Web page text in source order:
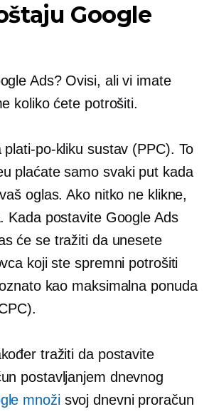
Google
Ads? Ovisi, ali vi imate
koliko ćete potrošiti.
plati-po-kliku sustav (PPC). To
plaćate samo svaki put kada
oglas. Ako nitko ne klikne,
Kada postavite Google Ads
će se tražiti da unesete
koji ste spremni potrošiti
kao maksimalna ponuda
tražiti da postavite
postavljanjem dnevnog
množisvoj dnevni proračun